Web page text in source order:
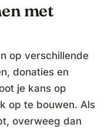
met
op verschillende
donaties en
je kans op
op te bouwen. Als
overweeg dan